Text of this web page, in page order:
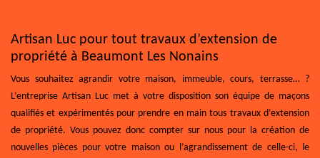
Artisan Luc pour tout travaux d’extension de
propriété à Beaumont Les Nonains
Vous souhaitez agrandir votre maison, immeuble, cours, terrasse… ?
L’entreprise Artisan Luc met à votre disposition son équipe de maçons
qualifiés et expérimentés pour prendre en main tous travaux d’extension
de propriété. Vous pouvez donc compter sur nous pour la création de
nouvelles pièces pour votre maison ou l’agrandissement de celle-ci, le